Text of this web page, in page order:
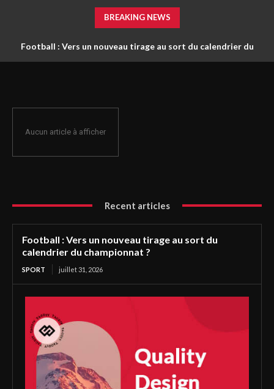
BREAKING NEWS
Football : Vers un nouveau tirage au sort du calendrier du
Aucun article à afficher
Recent articles
Football : Vers un nouveau tirage au sort du
calendrier du championnat ?
SPORT juillet 31, 2026